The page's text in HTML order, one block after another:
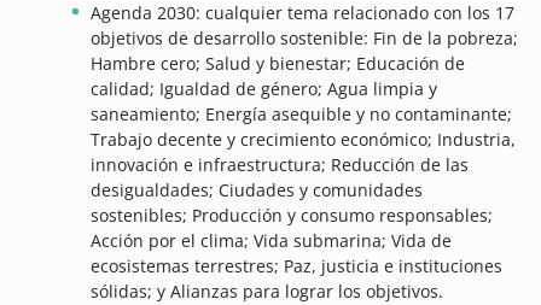
Agenda 2030: cualquier tema relacionado con los 17
objetivos de desarrollo sostenible: Fin de la pobreza;
Hambre cero; Salud y bienestar; Educación de
calidad; Igualdad de género; Agua limpia y
saneamiento; Energía asequible y no contaminante;
Trabajo decente y crecimiento económico; Industria,
innovación e infraestructura; Reducción de las
desigualdades; Ciudades y comunidades
sostenibles; Producción y consumo responsables;
Acción por el clima; Vida submarina; Vida de
ecosistemas terrestres; Paz, justicia e instituciones
sólidas; y Alianzas para lograr los objetivos.